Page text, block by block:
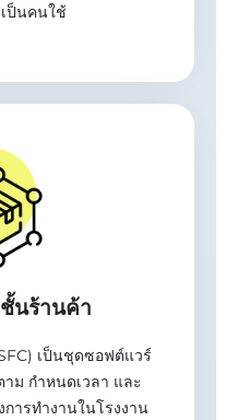
ป็นคนใช้
นร้านค้า
เป็นชุดซอฟต์แวร์
ม กำหนดเวลา และ
ารทำงานในโรงงาน